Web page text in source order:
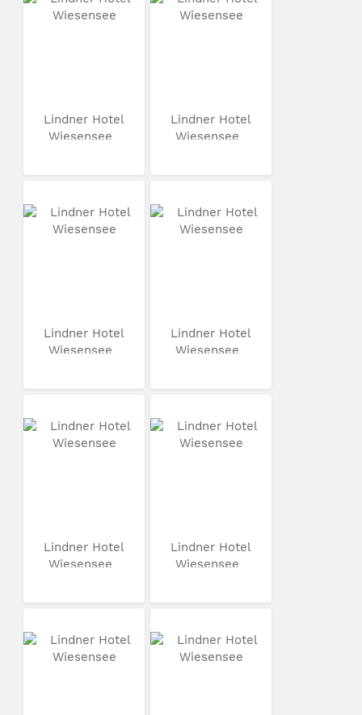
Lindner Hotel
Wiesensee
Lindner Hotel
Wiesensee
Lindner Hotel
Wiesensee
Lindner Hotel
Wiesensee
Lindner Hotel
Wiesensee
Lindner Hotel
Wiesensee